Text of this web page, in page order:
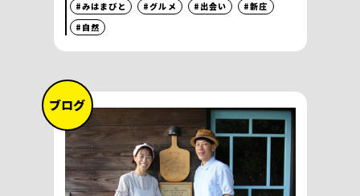
#みはまびと #グルメ #出会い
#新庄
#自然
ブログ